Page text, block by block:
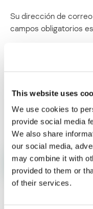
This website uses
We use cookies to
provide social media
We also share
our social media,
may combine it with
provided to them or
of their services.
Su dirección de
campos obligatorios
Nombre